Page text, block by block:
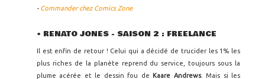
- Commander chez Comics Zone
• RENATO JONES - SAISON 2 : FREELANCE
Il est enfin de retour ! Celui qui a décidé de trucider les 1% les
plus riches de la planète reprend du service, toujours sous la
plume acérée et le dessin fou de Kaare Andrews. Mais si les